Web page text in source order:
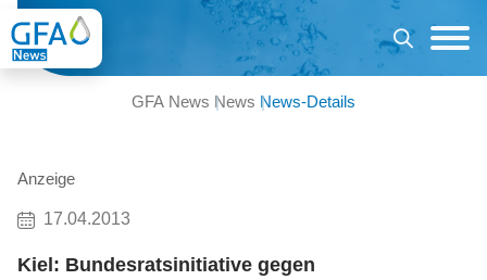
GFA News News News-Details
Anzeige
17.04.2013
Kiel: Bundesratsinitiative gegen